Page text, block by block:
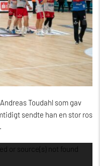
Toudahl som gav
sendte han en stor ros
or source(s) not found